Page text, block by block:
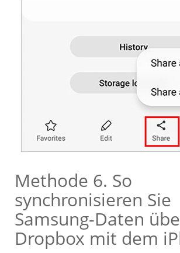
Methode 6. So
synchronisieren Sie
Samsung-Daten
Dropbox mit dem